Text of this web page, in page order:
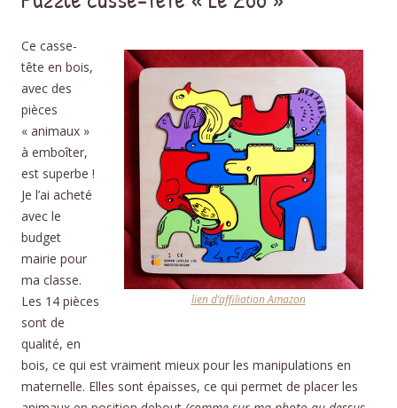
lien d’affiliation Amazon
Ce casse-
tête en bois,
avec des
pièces
« animaux »
à emboîter,
est superbe !
Je l’ai acheté
avec le
budget
mairie pour
ma classe.
Les 14 pièces
sont de
qualité, en
bois, ce qui est vraiment mieux pour les manipulations en
maternelle. Elles sont épaisses, ce qui permet de placer les